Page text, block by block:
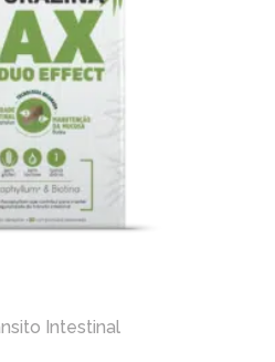
Intestinal